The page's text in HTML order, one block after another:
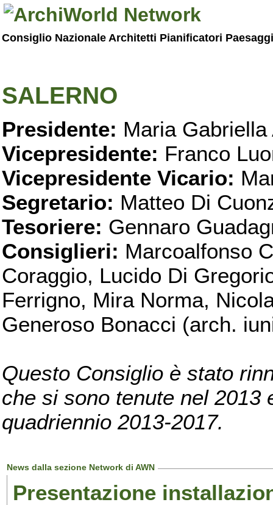
Consiglio Nazionale Architetti Pianificatori
SALERNO
Presidente: Maria Gabriella
Vicepresidente: Franco
Vicepresidente Vicario:
Segretario: Matteo Di
Tesoriere: Gennaro
Consiglieri: Marcoalfonso
Coraggio, Lucido Di
Ferrigno, Mira Norma,
Generoso Bonacci (arch.
Questo Consiglio è stato
che si sono tenute nel 2013
quadriennio 2013-2017.
News dalla sezione Network di AWN
Presentazione